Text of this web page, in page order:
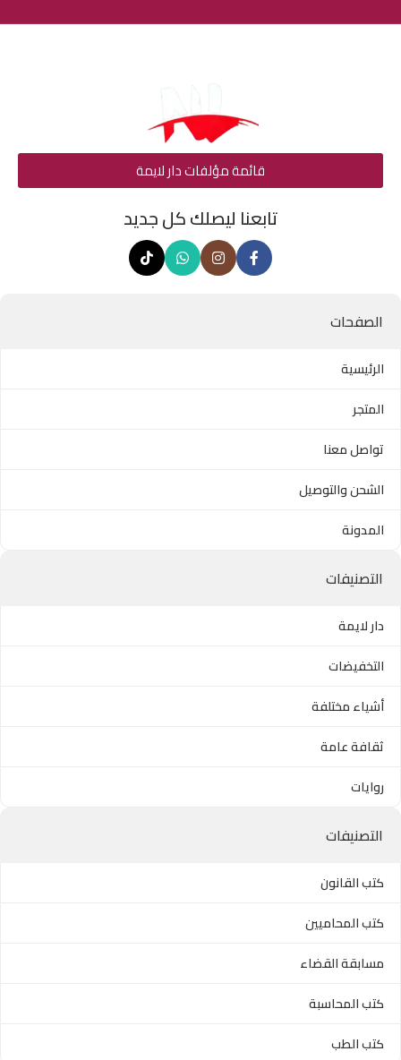
قائمة مؤلفات دار لايمة
تابعنا ليصلك كل جديد
الصفحات
الرئيسية
المتجر
تواصل معنا
الشحن والتوصيل
المدونة
التصنيفات
دار لايمة
التخفيضات
أشياء مختلفة
ثقافة عامة
روايات
التصنيفات
كتب القانون
كتب المحاميين
مسابقة القضاء
كتب المحاسبة
كتب الطب